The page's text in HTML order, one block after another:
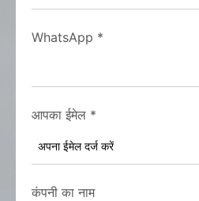
WhatsApp *
आपका ईमेल *
कंपनी का नाम